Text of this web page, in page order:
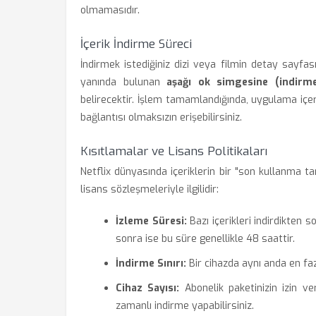
olmamasıdır.
İçerik İndirme Süreci
İndirmek istediğiniz dizi veya filmin detay
yanında bulunan aşağı ok simgesine
belirecektir. İşlem tamamlandığında, uygulama
bağlantısı olmaksızın erişebilirsiniz.
Kısıtlamalar ve Lisans Politikaları
Netflix dünyasında içeriklerin bir "son kullanma
lisans sözleşmeleriyle ilgilidir:
İzleme Süresi: Bazı içerikleri indirdikten
sonra ise bu süre genellikle 48 saattir.
İndirme Sınırı: Bir cihazda aynı anda en
Cihaz Sayısı: Abonelik paketinizin izin
zamanlı indirme yapabilirsiniz.